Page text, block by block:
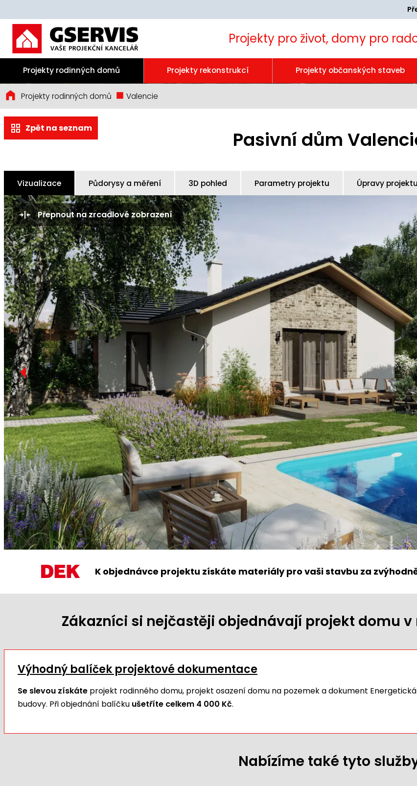
Projekty pro život, domy pro
Projekty rodinných domů Projekty rekonstrukcí Projekty občanských staveb
Projekty rodinných domů Valencie
Pasivní dům
Zpět na seznam
Vizualizace Půdorysy a měření 3D pohled Parametry projektu Úpravy projektu
Přepnout na zrcadlové zobrazení
K objednávce projektu získáte materiály pro vaši stavbu za
Zákazníci si nejčastěji objednávají projekt domu
Výhodný balíček projektové dokumentace
Se slevou získáte projekt rodinného domu, projekt osazení domu na pozemek a dokument
budovy. Při objednání balíčku ušetříte celkem 4 000 Kč.
Nabízíme také tyto